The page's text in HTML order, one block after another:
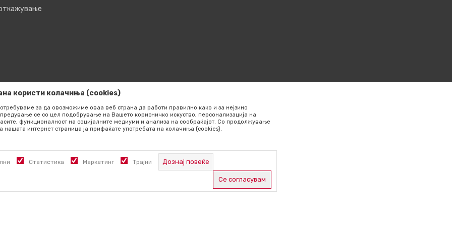
на производите,
користи колачиња (cookies)
за да овозможиме оваа веб страна да работи правилно како и за нејзино
се со цел подобрување на Вашето корисничко искуство, персонализација на
функционалност на социјалните медиуми и анализа на сообраќајот. Со продолжување
нашата интернет страница ја прифаќате употребата на колачиња (cookies).
Статистика Маркетинг Трајни Дознај повеќе
Се согласувам